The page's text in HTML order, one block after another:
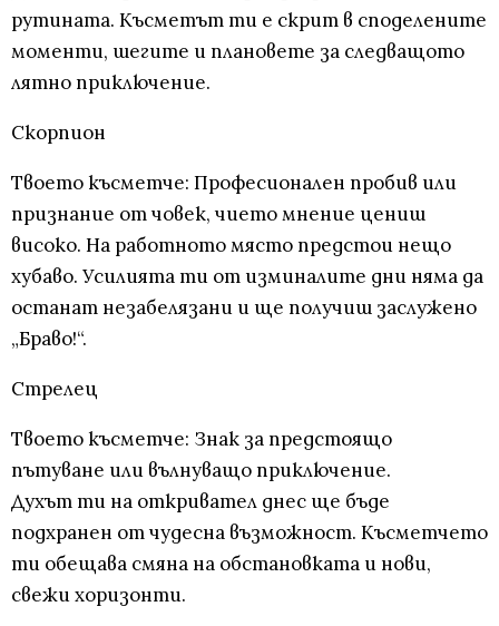
рутината. Късметът ти е скрит в споделените
моменти, шегите и плановете за следващото
лятно приключение.
Скорпион
Твоето късметче: Професионален пробив или
признание от човек, чието мнение цениш
високо. На работното място предстои нещо
хубаво. Усилията ти от изминалите дни няма да
останат незабелязани и ще получиш заслужено
„Браво!“.
Стрелец
Твоето късметче: Знак за предстоящо
пътуване или вълнуващо приключение.
Духът ти на откривател днес ще бъде
подхранен от чудесна възможност. Късметчето
ти обещава смяна на обстановката и нови,
свежи хоризонти.